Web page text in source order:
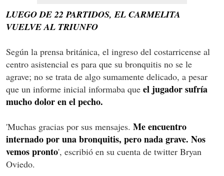
LUEGO DE 22 PARTIDOS, EL CARMELITA
VUELVE AL TRIUNFO
Según la prensa británica, el ingreso del costarricense al
centro asistencial es para que su bronquitis no se le
agrave; no se trata de algo sumamente delicado, a pesar
que un informe inicial informaba que el jugador sufría
mucho dolor en el pecho.
'Muchas gracias por sus mensajes. Me encuentro
internado por una bronquitis, pero nada grave. Nos
vemos pronto', escribió en su cuenta de twitter Bryan
Oviedo.